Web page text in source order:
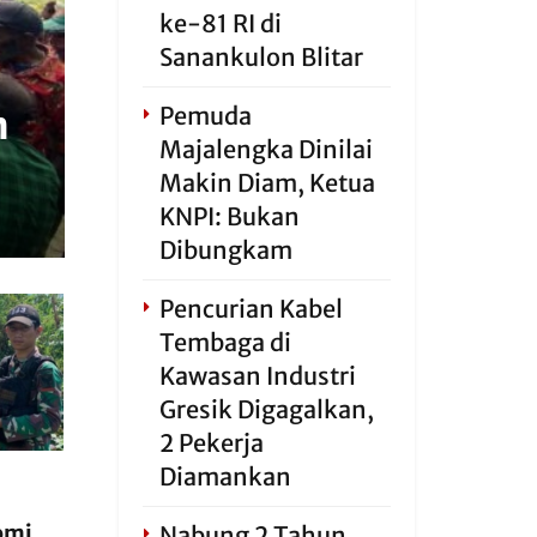
ke-81 RI di
Sanankulon Blitar
Pemuda
Majalengka Dinilai
Makin Diam, Ketua
KNPI: Bukan
Dibungkam
Pencurian Kabel
Tembaga di
Kawasan Industri
Gresik Digagalkan,
2 Pekerja
Diamankan